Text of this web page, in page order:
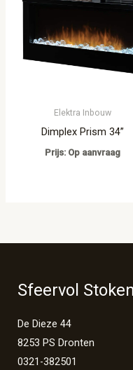
Elektra Inbouw
Dimplex Prism 34”
Prijs: Op aanvraag
Sfeervol Stoken
De Dieze 44
8253 PS Dronten
0321-382501